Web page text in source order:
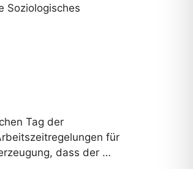
Soziologisches
Tag der
für
dass der …